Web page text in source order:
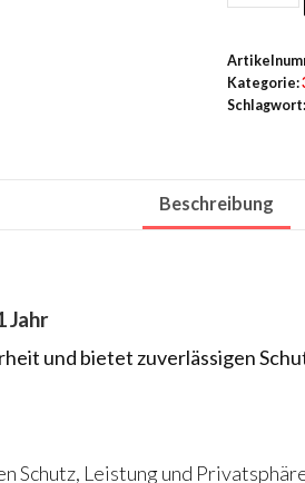
Plus
3
Geräte
Jahr
Menge
Kategorie:
Schlagwort:
Beschreibung
Jahr
und bietet zuverlässigen
Schutz, Leistung und